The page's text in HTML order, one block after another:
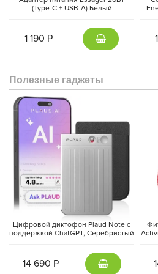
Камеры и звук
также получили
фронтальная камера 12 МП в
режимом Center Stage идеальна для
МП Wide с адаптивной
создавать
студийных микрофона и четыре
мощное и объёмное звучание.
(Type-C + USB-A) Белый
1 190 Р
Полезные гаджеты
Цифровой диктофон Plaud Note с
поддержкой ChatGPT, Серебристый
14 690 Р